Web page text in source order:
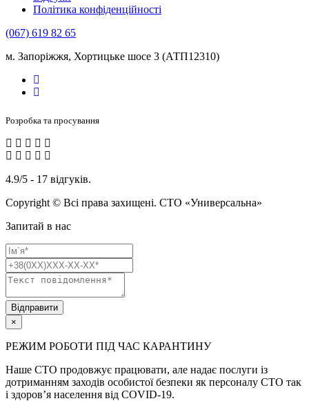
Політика конфіденційності
(067) 619 82 65
м. Запоріжжя, Хортицьке шосе 3 (АТП12310)
Розробка та просування
4.9/5 - 17 відгуків.
Copyright © Всі права захищені. СТО «Универсальна»
Запитай в нас
Відправити
×
РЕЖИМ РОБОТИ ПІД ЧАС КАРАНТИНУ
Наше СТО продовжує працювати, але надає послуги із
дотриманням заходів особистої безпеки як персоналу СТО так
і здоров’я населення від COVID-19.